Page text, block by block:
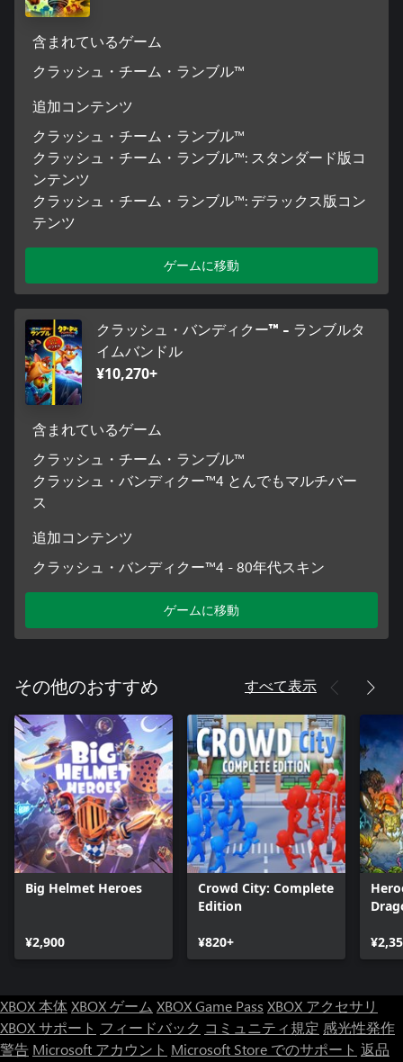
含まれているゲーム
クラッシュ・チーム・ランブル™
追加コンテンツ
クラッシュ・チーム・ランブル™
クラッシュ・チーム・ランブル™: スタンダード版コ
ンテンツ
クラッシュ・チーム・ランブル™: デラックス版コン
テンツ
ゲームに移動
クラッシュ・バンディクー™ - ランブルタ
イムバンドル
¥10,270+
含まれているゲーム
クラッシュ・チーム・ランブル™
クラッシュ・バンディクー™4 とんでもマルチバー
ス
追加コンテンツ
クラッシュ・バンディクー™4 - 80年代スキン
ゲームに移動
その他のおすすめ すべて表示
Big Helmet Heroes
¥2,900
Crowd City: Complete
Edition
¥820+
XBOX 本体XBOX ゲーム XBOX Game Pass XBOX アクセサリ
XBOX サポート フィードバック コミュニティ規定 感光性発作
警告 Microsoft アカウント Microsoft Store でのサポート 返品